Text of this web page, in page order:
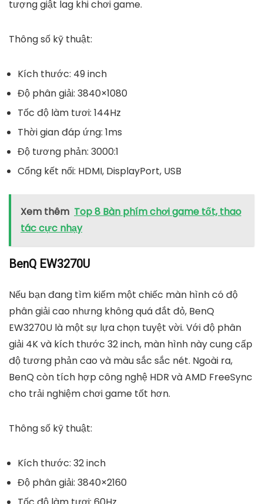
tượng giật lag khi chơi game.
Thông số kỹ thuật:
Kích thước: 49 inch
Độ phân giải: 3840×1080
Tốc độ làm tươi: 144Hz
Thời gian đáp ứng: 1ms
Độ tương phản: 3000:1
Cổng kết nối: HDMI, DisplayPort, USB
Xem thêm Top 8 Bàn phím chơi game tốt, thao
tác cực nhạy
BenQ EW3270U
Nếu bạn đang tìm kiếm một chiếc màn hình có độ
phân giải cao nhưng không quá đắt đỏ, BenQ
EW3270U là một sự lựa chọn tuyệt vời. Với độ phân
giải 4K và kích thước 32 inch, màn hình này cung cấp
độ tương phản cao và màu sắc sắc nét. Ngoài ra,
BenQ còn tích hợp công nghệ HDR và AMD FreeSync
cho trải nghiệm chơi game tốt hơn.
Thông số kỹ thuật:
Kích thước: 32 inch
Độ phân giải: 3840×2160